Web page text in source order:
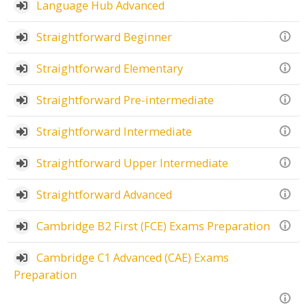
Language Hub Advanced
Straightforward Beginner
Straightforward Elementary
Straightforward Pre-intermediate
Straightforward Intermediate
Straightforward Upper Intermediate
Straightforward Advanced
Cambridge B2 First (FCE) Exams Preparation
Cambridge C1 Advanced (CAE) Exams
Preparation